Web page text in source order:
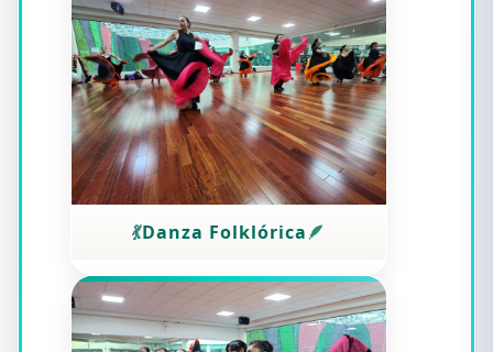
Danza Folklórica